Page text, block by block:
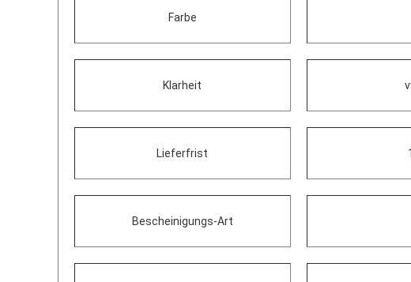
Farbe
Klarheit
Lieferfrist
Bescheinigungs-Art